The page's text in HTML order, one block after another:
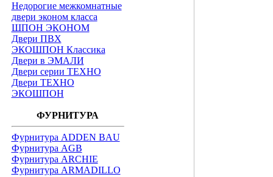
Недорогие межкомнатные
двери эконом класса
ШПОН ЭКОНОМ
Двери ПВХ
ЭКОШПОН Классика
Двери в ЭМАЛИ
Двери серии ТЕХНО
Двери ТЕХНО
ЭКОШПОН
ФУРНИТУРА
Фурнитура ADDEN BAU
Фурнитура AGB
Фурнитура ARCHIE
Фурнитура ARMADILLO